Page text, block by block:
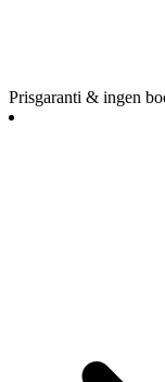
Prisgaranti & ingen